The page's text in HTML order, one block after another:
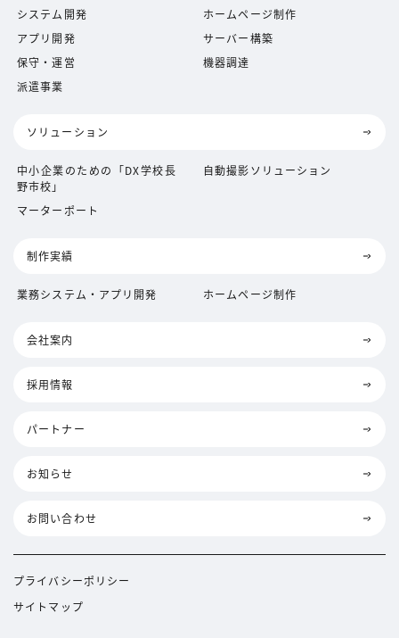
システム開発
ホームページ制作
アプリ開発
サーバー構築
保守・運営
機器調達
派遣事業
ソリューション
中小企業のための「DX学校長
野市校」
自動撮影ソリューション
マーターポート
制作実績
業務システム・アプリ開発 ホームページ制作
会社案内
採用情報
パートナー
お知らせ
お問い合わせ
プライバシーポリシー
サイトマップ